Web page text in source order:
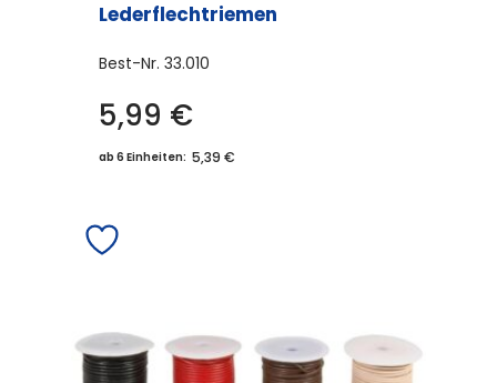
Lederflechtriemen
Best-Nr. 33.010
5,99 €
ab 6 Einheiten: 5,39 €
Optionen
können